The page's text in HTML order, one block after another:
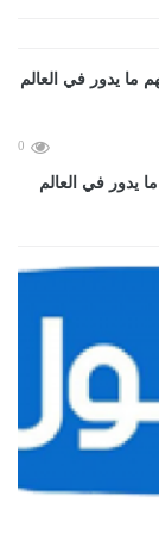
0
يدور في العالم